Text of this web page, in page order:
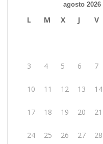
agosto 2026
L M X J V
3 4 5 6 7
10 11 12 13 14
17 18 19 20 21
24 25 26 27 28